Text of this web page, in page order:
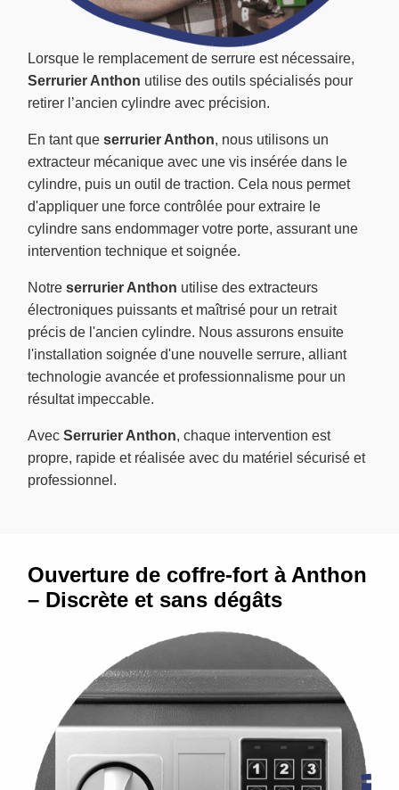
Lorsque le remplacement de serrure est nécessaire,
Serrurier Anthon utilise des outils spécialisés pour
retirer l’ancien cylindre avec précision.
En tant que serrurier Anthon, nous utilisons un
extracteur mécanique avec une vis insérée dans le
cylindre, puis un outil de traction. Cela nous permet
d'appliquer une force contrôlée pour extraire le
cylindre sans endommager votre porte, assurant une
intervention technique et soignée.
Notre serrurier Anthon utilise des extracteurs
électroniques puissants et maîtrisé pour un retrait
précis de l'ancien cylindre. Nous assurons ensuite
l'installation soignée d'une nouvelle serrure, alliant
technologie avancée et professionnalisme pour un
résultat impeccable.
Avec Serrurier Anthon, chaque intervention est
propre, rapide et réalisée avec du matériel sécurisé et
professionnel.
Ouverture de coffre-fort à Anthon
– Discrète et sans dégâts